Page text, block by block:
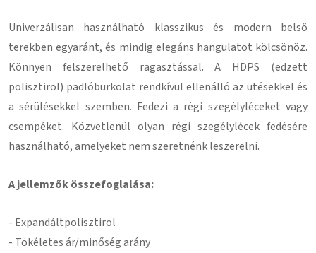
Univerzálisan használható klasszikus és modern belső
terekben egyaránt, és mindig elegáns hangulatot kölcsönöz.
Könnyen felszerelhető ragasztással. A HDPS (edzett
polisztirol) padlóburkolat rendkívül ellenálló az ütésekkel és
a sérülésekkel szemben. Fedezi a régi szegélyléceket vagy
csempéket. Közvetlenül olyan régi szegélylécek fedésére
használható, amelyeket nem szeretnénk leszerelni.
A jellemzők összefoglalása:
- Expandáltpolisztirol
- Tökéletes ár/minőség arány